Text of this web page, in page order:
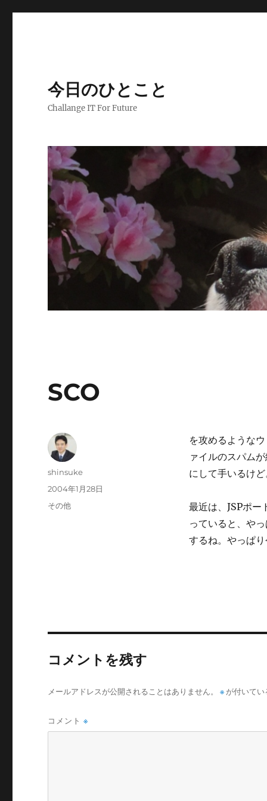
今日のひとこと
Challange IT For Future
SCO
を攻めるような
ァイルのスパム
にして手いるけど
最近は、JSPポー
っていると、や
するね。やっぱ
投
shinsuke
投
2004年1月28日
カ
その他
コメントを残す
メールアドレスが公開されることはありません。 ※ が付いて
コメント※